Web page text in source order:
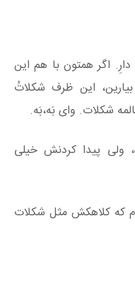
اگر همتون با هم این
این ظرف شکلاتُ
شکلات. وای بَه،بَه.
پیدا کردنش خیلی
که کلاهکش مثل شکلات